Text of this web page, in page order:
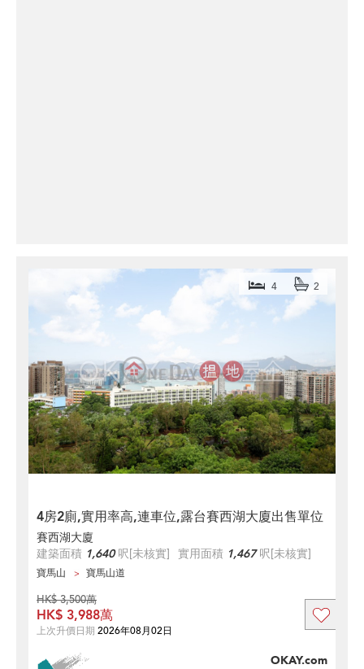
4房2廁,實用率高,連車位,露台賽西湖大廈出售單位
4 2
賽西湖大廈
建築面積 1,640呎[未核實] 實用面積 1,467呎[未核實]
寶馬山 寶馬山道
OKAY.com
HK$ 3,500萬
HK$ 3,988萬
上次升價日期 2026年08月02日